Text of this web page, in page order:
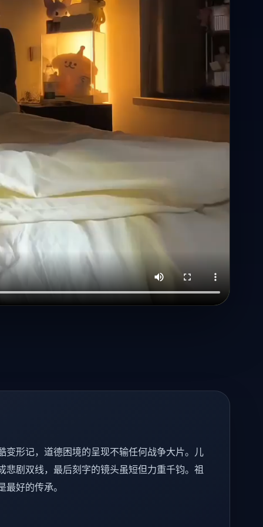
变形记，道德困境的呈现不输任何战争大片。儿
悲剧双线，最后刻字的镜头虽短但力重千钧。祖
好的传承。